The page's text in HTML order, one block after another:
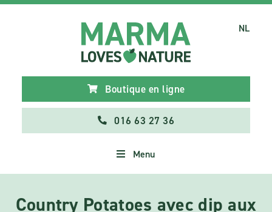
Boutique en ligne
016 63 27 36
Menu
NL
Country Potatoes avec dip aux